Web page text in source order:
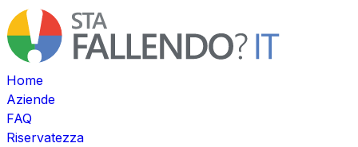
Home
Aziende
FAQ
Riservatezza